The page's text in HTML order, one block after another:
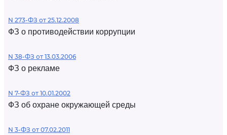
N 273-ФЗ от 25.12.2008
ФЗ о противодействии коррупции
N 38-ФЗ от 13.03.2006
ФЗ о рекламе
N 7-ФЗ от 10.01.2002
ФЗ об охране окружающей среды
N 3-ФЗ от 07.02.2011